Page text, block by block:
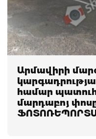
Արմավիրի
համար
մարդաբոյ